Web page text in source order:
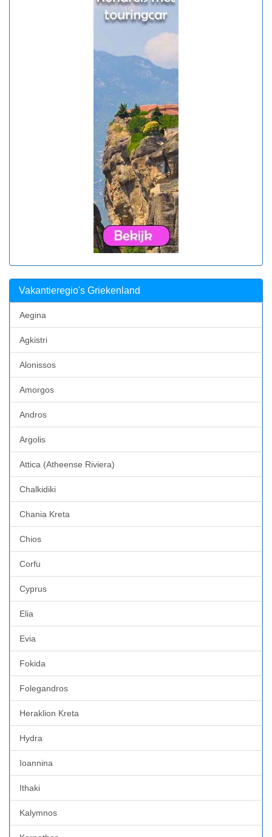
Vakantieregio's Griekenland
Aegina
Agkistri
Alonissos
Amorgos
Andros
Argolis
Attica (Atheense Riviera)
Chalkidiki
Chania Kreta
Chios
Corfu
Cyprus
Elia
Evia
Fokida
Folegandros
Heraklion Kreta
Hydra
Ioannina
Ithaki
Kalymnos